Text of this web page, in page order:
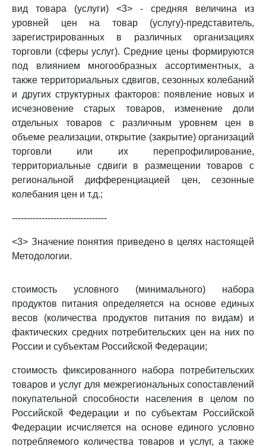
вид товара (услуги) <3> - средняя величина из
уровней цен на товар (услугу)-представитель,
зарегистрированных в различных организациях
торговли (сферы услуг). Средние цены формируются
под влиянием многообразных ассортиментных, а
также территориальных сдвигов, сезонных колебаний
и других структурных факторов: появление новых и
исчезновение старых товаров, изменение доли
отдельных товаров с различным уровнем цен в
объеме реализации, открытие (закрытие) организаций
торговли или их перепрофилирование,
территориальные сдвиги в размещении товаров с
региональной дифференциацией цен, сезонные
колебания цен и т.д.;
--------------------------------
<3> Значение понятия приведено в целях настоящей
Методологии.
стоимость условного (минимального) набора
продуктов питания определяется на основе единых
весов (количества продуктов питания по видам) и
фактических средних потребительских цен на них по
России и субъектам Российской Федерации;
стоимость фиксированного набора потребительских
товаров и услуг для межрегиональных сопоставлений
покупательной способности населения в целом по
Российской Федерации и по субъектам Российской
Федерации исчисляется на основе единого условно
потребляемого количества товаров и услуг, а также